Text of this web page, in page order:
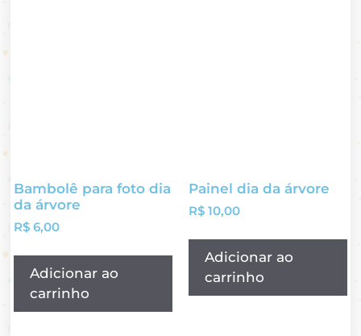
Bambolê para foto dia
da árvore
R$ 6,00
Adicionar ao
carrinho
Painel dia da árvore
R$ 10,00
Adicionar ao
carrinho